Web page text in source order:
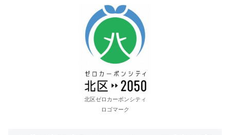
北区ゼロカーボンシティ
ロゴマーク